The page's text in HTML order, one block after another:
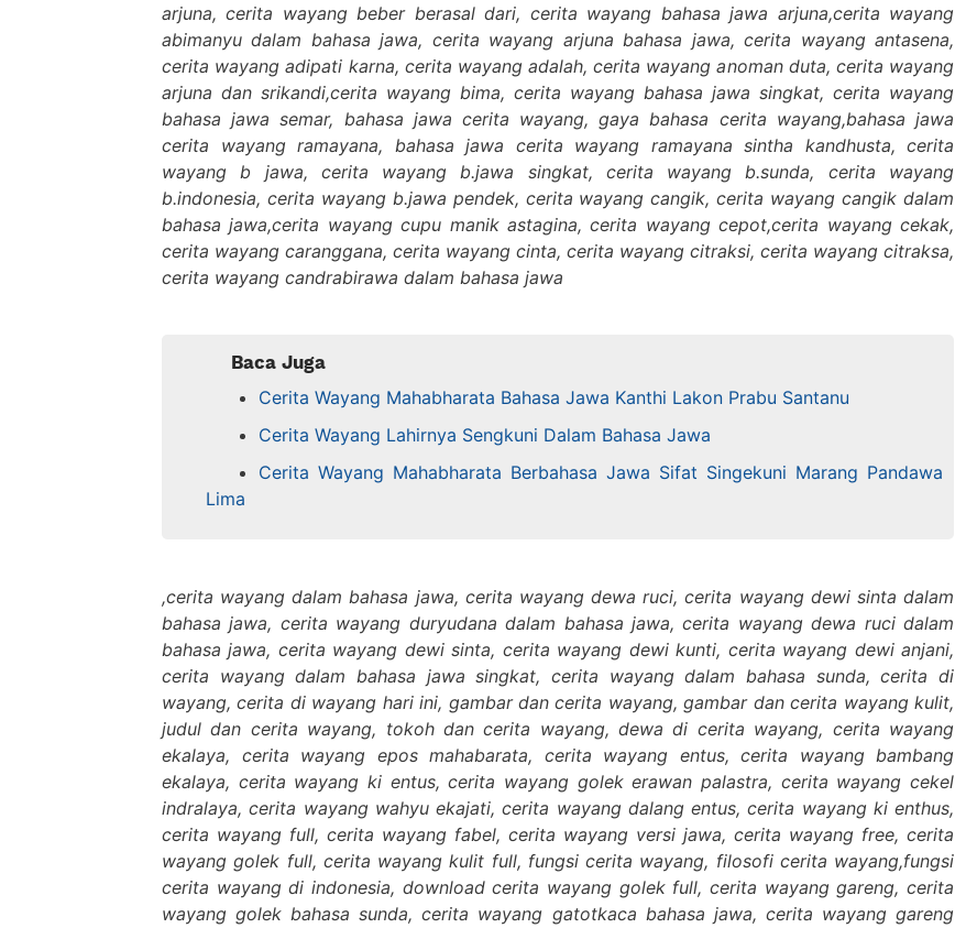
arjuna, cerita wayang beber berasal dari, cerita wayang bahasa jawa arjuna,cerita wayang
abimanyu dalam bahasa jawa, cerita wayang arjuna bahasa jawa, cerita wayang antasena,
cerita wayang adipati karna, cerita wayang adalah, cerita wayang anoman duta, cerita wayang
arjuna dan srikandi,cerita wayang bima, cerita wayang bahasa jawa singkat, cerita wayang
bahasa jawa semar, bahasa jawa cerita wayang, gaya bahasa cerita wayang,bahasa jawa
cerita wayang ramayana, bahasa jawa cerita wayang ramayana sintha kandhusta, cerita
wayang b jawa, cerita wayang b.jawa singkat, cerita wayang b.sunda, cerita wayang
b.indonesia, cerita wayang b.jawa pendek, cerita wayang cangik, cerita wayang cangik dalam
bahasa jawa,cerita wayang cupu manik astagina, cerita wayang cepot,cerita wayang cekak,
cerita wayang caranggana, cerita wayang cinta, cerita wayang citraksi, cerita wayang citraksa,
cerita wayang candrabirawa dalam bahasa jawa
Baca Juga
Cerita Wayang Mahabharata Bahasa Jawa Kanthi Lakon Prabu Santanu
Cerita Wayang Lahirnya Sengkuni Dalam Bahasa Jawa
Cerita Wayang Mahabharata Berbahasa Jawa Sifat Singekuni Marang Pandawa
Lima
,cerita wayang dalam bahasa jawa, cerita wayang dewa ruci, cerita wayang dewi sinta dalam
bahasa jawa, cerita wayang duryudana dalam bahasa jawa, cerita wayang dewa ruci dalam
bahasa jawa, cerita wayang dewi sinta, cerita wayang dewi kunti, cerita wayang dewi anjani,
cerita wayang dalam bahasa jawa singkat, cerita wayang dalam bahasa sunda, cerita di
wayang, cerita di wayang hari ini, gambar dan cerita wayang, gambar dan cerita wayang kulit,
judul dan cerita wayang, tokoh dan cerita wayang, dewa di cerita wayang, cerita wayang
ekalaya, cerita wayang epos mahabarata, cerita wayang entus, cerita wayang bambang
ekalaya, cerita wayang ki entus, cerita wayang golek erawan palastra, cerita wayang cekel
indralaya, cerita wayang wahyu ekajati, cerita wayang dalang entus, cerita wayang ki enthus,
cerita wayang full, cerita wayang fabel, cerita wayang versi jawa, cerita wayang free, cerita
wayang golek full, cerita wayang kulit full, fungsi cerita wayang, filosofi cerita wayang,fungsi
cerita wayang di indonesia, download cerita wayang golek full, cerita wayang gareng, cerita
wayang golek bahasa sunda, cerita wayang gatotkaca bahasa jawa, cerita wayang gareng